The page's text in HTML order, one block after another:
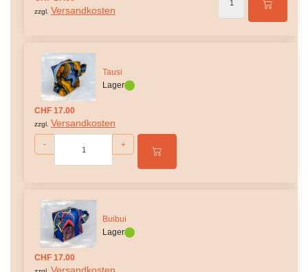
zzgl. Versandkosten
Tausi
Lager
CHF 17.00
zzgl. Versandkosten
- +
Buibui
Lager
CHF 17.00